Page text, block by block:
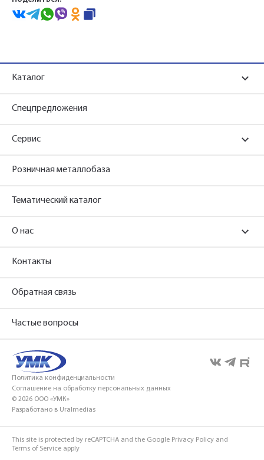
Каталог
Спецпредложения
Сервис
Розничная металлобаза
Тематический каталог
О нас
Контакты
Обратная связь
Частые вопросы
Политика конфиденциальности
Соглашение на обработку персональных данных
© 2026 ООО «УМК»
Разработано в Uralmedias
This site is protected by reCAPTCHA and the Google Privacy Policy and
Terms of Service apply